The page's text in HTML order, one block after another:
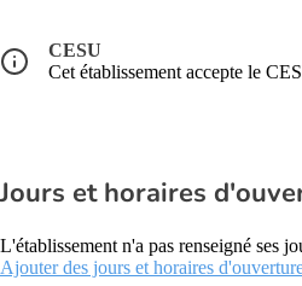
CESU
Cet établissement accepte le
Jours et horaires
L'établissement n'a pas renseigné ses
Ajouter des jours et horaires